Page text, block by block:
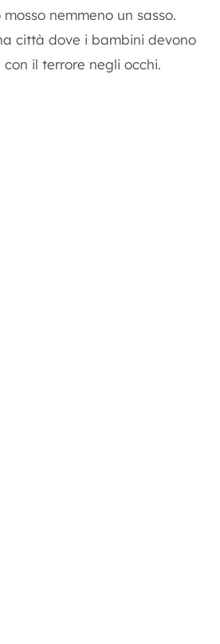
nemmeno un sasso.
città dove i bambini devono
il terrore negli occhi.